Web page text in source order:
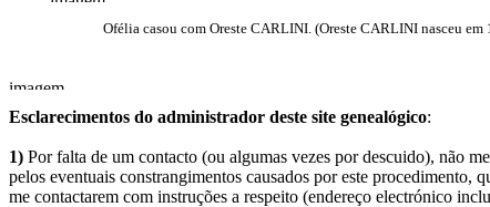
Ofélia casou com Oreste CARLINI. (Oreste CARLINI nasceu
Esclarecimentos do administrador deste site genealógico:
1) Por falta de um contacto (ou algumas vezes por descuido), não
pelos eventuais constrangimentos causados por este
me contactarem com instruções a respeito (endereço electrónico